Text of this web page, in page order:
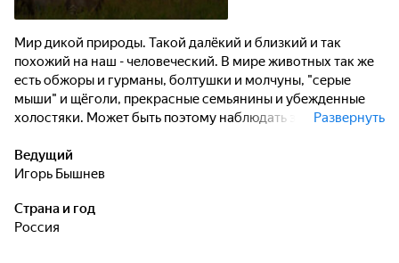
Мир дикой природы. Такой далёкий и близкий и так
похожий на наш - человеческий. В мире животных так же
есть обжоры и гурманы, болтушки и молчуны, "серые
мыши" и щёголи, прекрасные семьянины и убежденные
холостяки. Может быть поэтому наблюдать за братьями
биологических наук, известный режиссер-анималист,
Игорь Бышнёв отправляется за лучшими звериными
людей.
Развернуть
Ведущий
Игорь Бышнев
Страна и год
Россия